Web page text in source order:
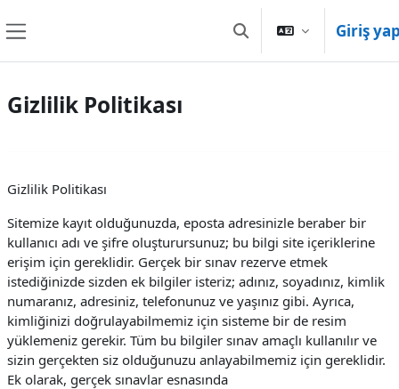
Arama girişini değiştir
Giriş
Gizlilik Politikası
Gizlilik Politikası
Sitemize kayıt olduğunuzda, eposta adresinizle beraber bir
kullanıcı adı ve şifre oluşturursunuz; bu bilgi site içeriklerine
erişim için gereklidir. Gerçek bir sınav rezerve etmek
istediğinizde sizden ek bilgiler isteriz; adınız, soyadınız, kimlik
numaranız, adresiniz, telefonunuz ve yaşınız gibi. Ayrıca,
kimliğinizi doğrulayabilmemiz için sisteme bir de resim
yüklemeniz gerekir. Tüm bu bilgiler sınav amaçlı kullanılır ve
sizin gerçekten siz olduğunuzu anlayabilmemiz için gereklidir.
Ek olarak, gerçek sınavlar esnasında